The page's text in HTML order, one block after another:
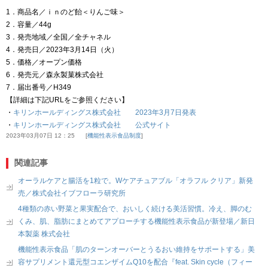
1．商品名／ｉｎのど飴＜りんご味＞
2．容量／44g
3．発売地域／全国／全チャネル
4．発売日／2023年3月14日（火）
5．価格／オープン価格
6．発売元／森永製菓株式会社
7．届出番号／H349
【詳細は下記URLをご参照ください】
・ キリンホールディングス株式会社 2023年3月7日発表
・ キリンホールディングス株式会社 公式サイト
2023年03月07日 12：25 機能性表示食品制度
関連記事
オーラルケアと腸活を1粒で。Wケアチュアブル「オラフル クリア」新発
売／株式会社イブフローラ研究所
4種類の赤い野菜と果実配合で、おいしく続ける美活習慣。冷え、脚のむ
くみ、肌、脂肪にまとめてアプローチする機能性表示食品が新登場／新日
本製薬 株式会社
機能性表示食品「肌のターンオーバーとうるおい維持をサポートする」美
容サプリメント還元型コエンザイムQ10を配合『feat. Skin cycle（フィー